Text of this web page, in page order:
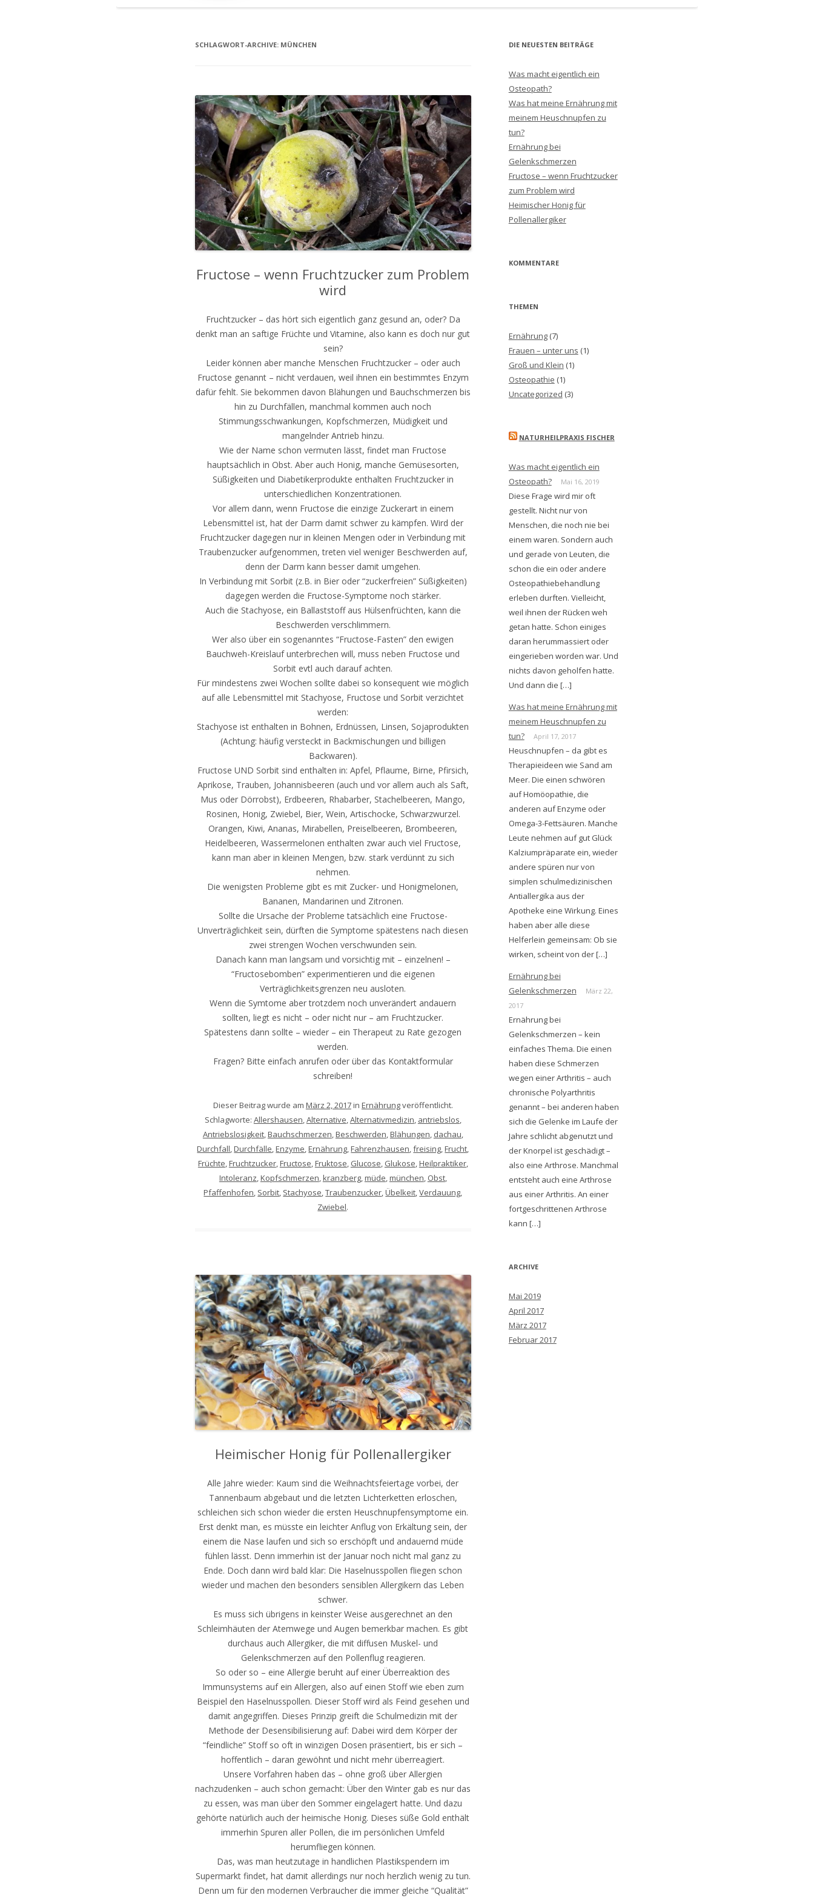
SCHLAGWORT-ARCHIVE: MÜNCHEN
Fructose – wenn Fruchtzucker zum Problem
wird
Fruchtzucker – das hört sich eigentlich ganz gesund an, oder? Da
denkt man an saftige Früchte und Vitamine, also kann es doch nur gut
sein?
Leider können aber manche Menschen Fruchtzucker – oder auch
Fructose genannt – nicht verdauen, weil ihnen ein bestimmtes Enzym
dafür fehlt. Sie bekommen davon Blähungen und Bauchschmerzen bis
hin zu Durchfällen, manchmal kommen auch noch
Stimmungsschwankungen, Kopfschmerzen, Müdigkeit und
mangelnder Antrieb hinzu.
Wie der Name schon vermuten lässt, findet man Fructose
hauptsächlich in Obst. Aber auch Honig, manche Gemüsesorten,
Süßigkeiten und Diabetikerprodukte enthalten Fruchtzucker in
unterschiedlichen Konzentrationen.
Vor allem dann, wenn Fructose die einzige Zuckerart in einem
Lebensmittel ist, hat der Darm damit schwer zu kämpfen. Wird der
Fruchtzucker dagegen nur in kleinen Mengen oder in Verbindung mit
Traubenzucker aufgenommen, treten viel weniger Beschwerden auf,
denn der Darm kann besser damit umgehen.
In Verbindung mit Sorbit (z.B. in Bier oder “zuckerfreien” Süßigkeiten)
dagegen werden die Fructose-Symptome noch stärker.
Auch die Stachyose, ein Ballaststoff aus Hülsenfrüchten, kann die
Beschwerden verschlimmern.
Wer also über ein sogenanntes “Fructose-Fasten” den ewigen
Bauchweh-Kreislauf unterbrechen will, muss neben Fructose und
Sorbit evtl auch darauf achten.
Für mindestens zwei Wochen sollte dabei so konsequent wie möglich
auf alle Lebensmittel mit Stachyose, Fructose und Sorbit verzichtet
werden:
Stachyose ist enthalten in Bohnen, Erdnüssen, Linsen, Sojaprodukten
(Achtung: häufig versteckt in Backmischungen und billigen
Backwaren).
Fructose UND Sorbit sind enthalten in: Apfel, Pflaume, Birne, Pfirsich,
Aprikose, Trauben, Johannisbeeren (auch und vor allem auch als Saft,
Mus oder Dörrobst), Erdbeeren, Rhabarber, Stachelbeeren, Mango,
Rosinen, Honig, Zwiebel, Bier, Wein, Artischocke, Schwarzwurzel.
Orangen, Kiwi, Ananas, Mirabellen, Preiselbeeren, Brombeeren,
Heidelbeeren, Wassermelonen enthalten zwar auch viel Fructose,
kann man aber in kleinen Mengen, bzw. stark verdünnt zu sich
nehmen.
Die wenigsten Probleme gibt es mit Zucker- und Honigmelonen,
Bananen, Mandarinen und Zitronen.
Sollte die Ursache der Probleme tatsächlich eine Fructose-
Unverträglichkeit sein, dürften die Symptome spätestens nach diesen
zwei strengen Wochen verschwunden sein.
Danach kann man langsam und vorsichtig mit – einzelnen! –
“Fructosebomben” experimentieren und die eigenen
Verträglichkeitsgrenzen neu ausloten.
Wenn die Symtome aber trotzdem noch unverändert andauern
sollten, liegt es nicht – oder nicht nur – am Fruchtzucker.
Spätestens dann sollte – wieder – ein Therapeut zu Rate gezogen
werden.
Fragen? Bitte einfach anrufen oder über das Kontaktformular
schreiben!
Dieser Beitrag wurde am März 2, 2017in Ernährungveröffentlicht.
Schlagworte: Allershausen,Alternative,Alternativmedizin, antriebslos,
Antriebslosigkeit,Bauchschmerzen,Beschwerden,Blähungen, dachau,
Durchfall,Durchfälle,Enzyme,Ernährung,Fahrenzhausen,freising,Frucht,
Früchte,Fruchtzucker,Fructose,Fruktose, Glucose, Glukose,Heilpraktiker,
Intoleranz,Kopfschmerzen,kranzberg,müde,münchen, Obst,
Pfaffenhofen, Sorbit, Stachyose,Traubenzucker,Übelkeit,Verdauung,
Zwiebel.
Heimischer Honig für Pollenallergiker
Alle Jahre wieder: Kaum sind die Weihnachtsfeiertage vorbei, der
Tannenbaum abgebaut und die letzten Lichterketten erloschen,
schleichen sich schon wieder die ersten Heuschnupfensymptome ein.
Erst denkt man, es müsste ein leichter Anflug von Erkältung sein, der
einem die Nase laufen und sich so erschöpft und andauernd müde
fühlen lässt. Denn immerhin ist der Januar noch nicht mal ganz zu
Ende. Doch dann wird bald klar: Die Haselnusspollen fliegen schon
wieder und machen den besonders sensiblen Allergikern das Leben
schwer.
Es muss sich übrigens in keinster Weise ausgerechnet an den
Schleimhäuten der Atemwege und Augen bemerkbar machen. Es gibt
durchaus auch Allergiker, die mit diffusen Muskel- und
Gelenkschmerzen auf den Pollenflug reagieren.
So oder so – eine Allergie beruht auf einer Überreaktion des
Immunsystems auf ein Allergen, also auf einen Stoff wie eben zum
Beispiel den Haselnusspollen. Dieser Stoff wird als Feind gesehen und
damit angegriffen. Dieses Prinzip greift die Schulmedizin mit der
Methode der Desensibilisierung auf: Dabei wird dem Körper der
“feindliche” Stoff so oft in winzigen Dosen präsentiert, bis er sich –
hoffentlich – daran gewöhnt und nicht mehr überreagiert.
Unsere Vorfahren haben das – ohne groß über Allergien
nachzudenken – auch schon gemacht: Über den Winter gab es nur das
zu essen, was man über den Sommer eingelagert hatte. Und dazu
gehörte natürlich auch der heimische Honig. Dieses süße Gold enthält
immerhin Spuren aller Pollen, die im persönlichen Umfeld
herumfliegen können.
Das, was man heutzutage in handlichen Plastikspendern im
Supermarkt findet, hat damit allerdings nur noch herzlich wenig zu tun.
Denn um für den modernen Verbraucher die immer gleiche “Qualität”
DIE NEUESTEN BEITRÄGE
Was macht eigentlich ein
Osteopath?
Was hat meine Ernährung mit
meinem Heuschnupfen zu
tun?
Ernährung bei
Gelenkschmerzen
Fructose – wenn Fruchtzucker
zum Problem wird
Heimischer Honig für
Pollenallergiker
KOMMENTARE
THEMEN
Ernährung(7)
Frauen – unter uns (1)
Groß und Klein (1)
Osteopathie (1)
Uncategorized (3)
NATURHEILPRAXIS FISCHER
Was macht eigentlich ein
Osteopath?
Mai 16, 2019
Diese Frage wird mir oft
gestellt. Nicht nur von
Menschen, die noch nie bei
einem waren. Sondern auch
und gerade von Leuten, die
schon die ein oder andere
Osteopathiebehandlung
erleben durften. Vielleicht,
weil ihnen der Rücken weh
getan hatte. Schon einiges
daran herummassiert oder
eingerieben worden war. Und
nichts davon geholfen hatte.
Und dann die […]
Was hat meine Ernährung mit
meinem Heuschnupfen zu
tun?
April 17, 2017
Heuschnupfen – da gibt es
Therapieideen wie Sand am
Meer. Die einen schwören
auf Homöopathie, die
anderen auf Enzyme oder
Omega-3-Fettsäuren. Manche
Leute nehmen auf gut Glück
Kalziumpräparate ein, wieder
andere spüren nur von
simplen schulmedizinischen
Antiallergika aus der
Apotheke eine Wirkung. Eines
haben aber alle diese
Helferlein gemeinsam: Ob sie
wirken, scheint von der […]
Ernährung bei
Gelenkschmerzen
März 22,
2017
Ernährung bei
Gelenkschmerzen – kein
einfaches Thema. Die einen
haben diese Schmerzen
wegen einer Arthritis – auch
chronische Polyarthritis
genannt – bei anderen haben
sich die Gelenke im Laufe der
Jahre schlicht abgenutzt und
der Knorpel ist geschädigt –
also eine Arthrose. Manchmal
entsteht auch eine Arthrose
aus einer Arthritis. An einer
fortgeschrittenen Arthrose
kann […]
ARCHIVE
Mai 2019
April 2017
März 2017
Februar 2017